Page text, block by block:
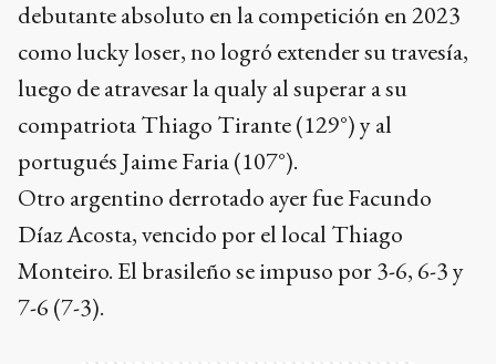
debutante absoluto en la competición en 2023
como lucky loser, no logró extender su travesía,
luego de atravesar la qualy al superar a su
compatriota Thiago Tirante (129°) y al
portugués Jaime Faria (107°).
Otro argentino derrotado ayer fue Facundo
Díaz Acosta, vencido por el local Thiago
Monteiro. El brasileño se impuso por 3-6, 6-3 y
7-6 (7-3).